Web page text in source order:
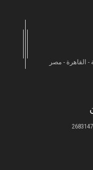
- القاهرة - مصر